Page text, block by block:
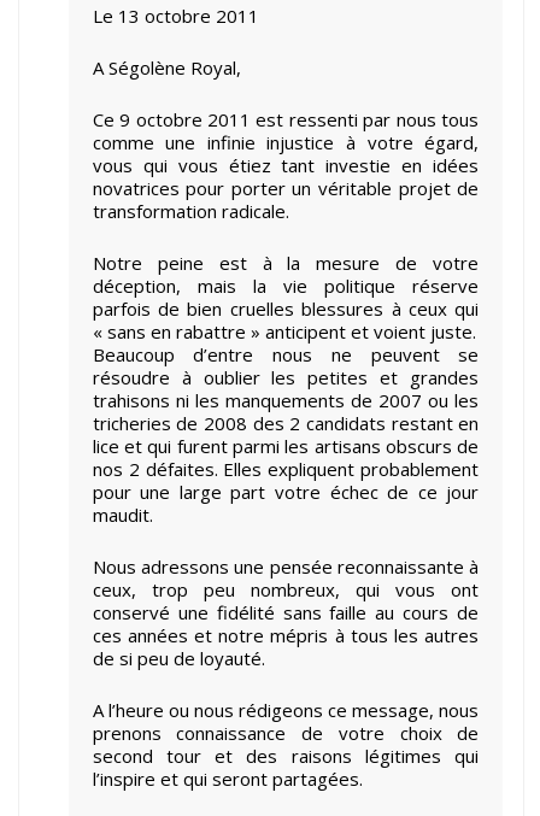
Le 13 octobre 2011
A Ségolène Royal,
Ce 9 octobre 2011 est ressenti par nous tous
comme une infinie injustice à votre égard,
vous qui vous étiez tant investie en idées
novatrices pour porter un véritable projet de
transformation radicale.
Notre peine est à la mesure de votre
déception, mais la vie politique réserve
parfois de bien cruelles blessures à ceux qui
« sans en rabattre » anticipent et voient juste.
Beaucoup d’entre nous ne peuvent se
résoudre à oublier les petites et grandes
trahisons ni les manquements de 2007 ou les
tricheries de 2008 des 2 candidats restant en
lice et qui furent parmi les artisans obscurs de
nos 2 défaites. Elles expliquent probablement
pour une large part votre échec de ce jour
maudit.
Nous adressons une pensée reconnaissante à
ceux, trop peu nombreux, qui vous ont
conservé une fidélité sans faille au cours de
ces années et notre mépris à tous les autres
de si peu de loyauté.
A l’heure ou nous rédigeons ce message, nous
prenons connaissance de votre choix de
second tour et des raisons légitimes qui
l’inspire et qui seront partagées.